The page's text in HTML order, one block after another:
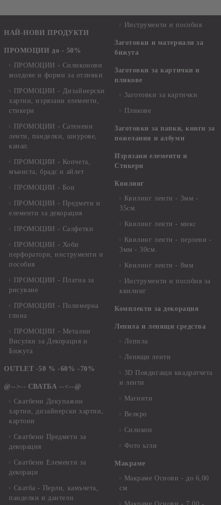
НАЙ-НОВИ ПРОДУКТИ
ПРОМОЦИИ до - 50%
ПРОМОЦИИ - Силиконови
молдове и форми за отливки
ПРОМОЦИИ - Дизайнерски
хартии, изрязани елементи,
стикери
ПРОМОЦИИ - Сатенени
ленти, панделки, шнурове,
канап
ПРОМОЦИИ - Копчета,
мъниста, брадс и айлет
ПРОМОЦИИ - Бои
ПРОМОЦИИ - Предмети и
елементи за декорация
ПРОМОЦИИ - Салфетки
ПРОМОЦИИ - Хоби
перфоратори, инструменти и
пособия
ПРОМОЦИИ - Платна за
рисуване
ПРОМОЦИИ - Полимерна
глина
ПРОМОЦИИ - Метални
Висулки за Декорация и
Бижута
OUTLET -50 % -60% -70%
@-->-- СВАТБА --<--@
Сватбени Декупажни
хартии, дизайнерски хартии,
картони
Сватбени Предмети за
декорация
Сватбени Елементи за
декораци
Сватба - Перли, камъчета,
панделки и дантели
Инструменти и пособия
Заготовки и материали за
бижута
Заготовки за картички и
пликове
Заготовки за картички
Пликове
Заготовки за папки, книги за
пожелания и албуми
Изрязани елементи и
Стикери
Квилинг
Квилинг ленти - 3мм -
35см.
Квилинг ленти - микс
Квилинг ленти - перлени -
3мм - 30см.
Квилинг ленти - 8мм
Инструменти и пособия за
квилинг
Комплекти за декорация
Лепила и лепящи средства
Лепила
Лепящи ленти
3D Повдигащи квадратчета
и ленти
Магнити
Велкро
Силикон
Фото ъгли
Макраме
Макраме Основи - до 6,00
см